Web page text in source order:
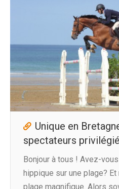
Unique en
spectateurs
Bonjour à tous ! Avez-
hippique sur une plage?
plage magnifique. Alors